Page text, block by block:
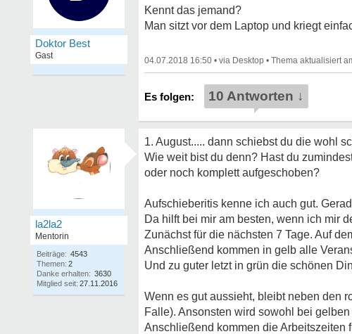
Doktor Best
Gast
Kennt das jemand?
Man sitzt vor dem Laptop und kriegt
04.07.2018 16:50 • •
10 Antworten ↓
la2la2
Mentorin
Beiträge: 4543
Themen: 2
Danke erhalten: 3630
Mitglied seit: 27.11.2016
1. August..... dann schiebst du die wohl
Wie weit bist du denn? Hast du
oder noch komplett aufgeschoben?
Aufschieberitis kenne ich auch gut.
Da hilft bei mir am besten, wenn ich mir
Zunächst für die nächsten 7 Tage. Auf
Anschließend kommen in gelb alle
Und zu guter letzt in grün die schönen
Wenn es gut aussieht, bleibt neben den
Falle). Ansonsten wird sowohl bei
Anschließend kommen die Arbeitszeiten